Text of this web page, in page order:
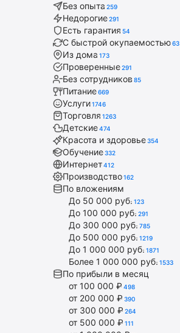
Без опыта 259
Недорогие291
Есть гарантия 54
С быстрой окупаемостью63
Из дома 173
Проверенные291
Без сотрудников 85
Питание669
Услуги1746
Торговля 1263
Детские474
Красота и здоровье354
Обучение332
Интернет412
Производство162
По вложениям
До 50 000 руб. 123
До 100 000 руб. 291
До 300 000 руб. 785
До 500 000 руб. 1219
До 1 000 000 руб. 1871
Более 1 000 000 руб. 1533
По прибыли в месяц
от 100 000 ₽ 498
от 200 000 ₽ 390
от 300 000 ₽ 264
от 500 000 ₽ 111